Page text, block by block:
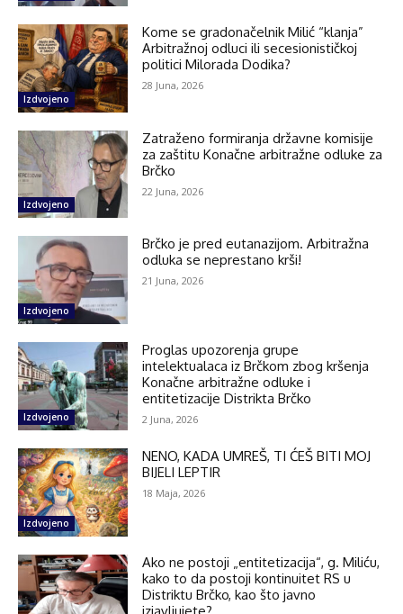
Izdvojeno
Kome se gradonačelnik Milić “klanja”
Arbitražnoj odluci ili secesionističkoj
politici Milorada Dodika?
28 Juna, 2026
Izdvojeno
Zatraženo formiranja državne komisije
za zaštitu Konačne arbitražne odluke za
Brčko
22 Juna, 2026
Izdvojeno
Brčko je pred eutanazijom. Arbitražna
odluka se neprestano krši!
21 Juna, 2026
Izdvojeno
Proglas upozorenja grupe
intelektualaca iz Brčkom zbog kršenja
Konačne arbitražne odluke i
entitetizacije Distrikta Brčko
2 Juna, 2026
Izdvojeno
NENO, KADA UMREŠ, TI ĆEŠ BITI MOJ
BIJELI LEPTIR
18 Maja, 2026
Ako ne postoji „entitetizacija“, g. Miliću,
kako to da postoji kontinuitet RS u
Distriktu Brčko, kao što javno